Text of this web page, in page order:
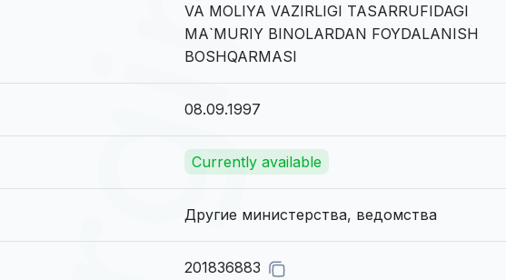
VA MOLIYA VAZIRLIGI TASARRUFIDAGI
MA`MURIY BINOLARDAN FOYDALANISH
BOSHQARMASI
08.09.1997
Currently available
Другие министерства, ведомства
201836883